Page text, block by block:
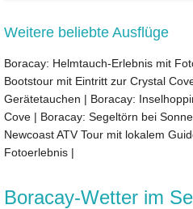
Weitere beliebte Ausflüge
Boracay: Helmtauch-Erlebnis mit
Bootstour mit Eintritt zur Crystal
Gerätetauchen | Boracay:
Cove | Boracay: Segeltörn bei
Newcoast ATV Tour mit lokalem
Fotoerlebnis |
Boracay-Wetter im